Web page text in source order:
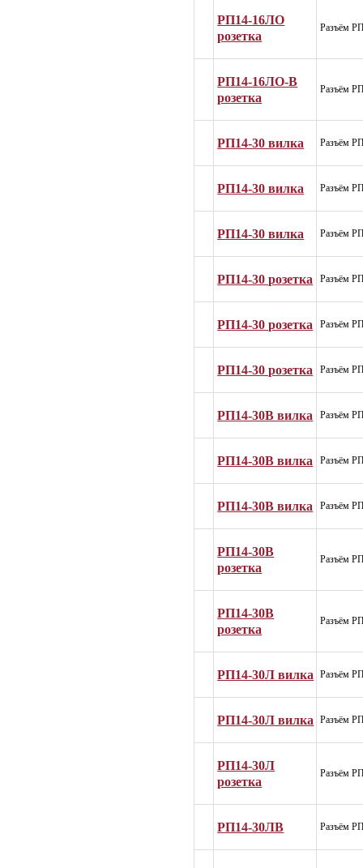
РП14-16ЛО
розетка
Разъём
РП14-16ЛО-В
розетка
Разъём
РП14-30 вилка Разъём
РП14-30 вилка Разъём
РП14-30 вилка Разъём
РП14-30 розетка Разъём
РП14-30 розетка Разъём
РП14-30 розетка Разъём
РП14-30В вилка Разъём
РП14-30В вилка Разъём
РП14-30В вилка Разъём
РП14-30В
розетка
Разъём
РП14-30В
розетка
Разъём
РП14-30Л вилка Разъём
РП14-30Л вилка Разъём
РП14-30Л
розетка
Разъём
РП14-30ЛВ Разъём